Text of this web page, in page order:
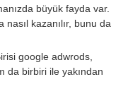
büyük fayda var.
kazanılır, bunu da
google adwrods,
da birbiri ile yakından